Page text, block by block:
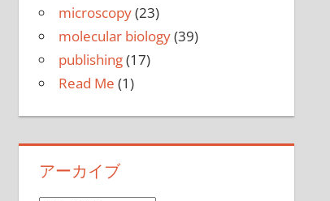
microscopy(23)
molecular biology(39)
publishing(17)
Read Me (1)
アーカイブ